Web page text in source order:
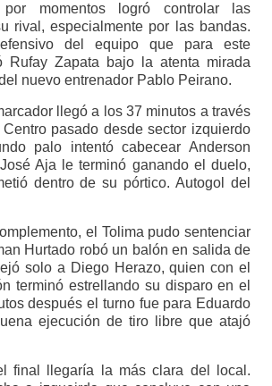
momentos logró controlar las
rival, especialmente por las bandas.
del equipo que para este
Rufay Zapata bajo la atenta mirada
nuevo entrenador Pablo Peirano.
llegó a los 37 minutos a través
pasado desde sector izquierdo
palo intentó cabecear Anderson
Aja le terminó ganando el duelo,
dentro de su pórtico. Autogol del
el Tolima pudo sentenciar
Hurtado robó un balón en salida de
solo a Diego Herazo, quien con el
terminó estrellando su disparo en el
después el turno fue para Eduardo
ejecución de tiro libre que atajó
final llegaría la más clara del local.